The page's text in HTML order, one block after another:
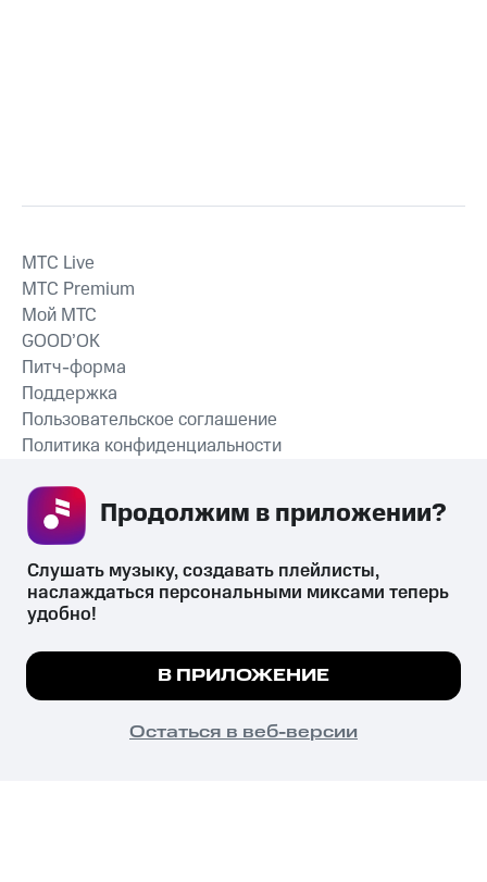
СКАЧАТЬ ПРИЛОЖЕНИЕ
MTС Live
MTС Premium
Мой МТС
GOOD’OK
Питч-форма
Поддержка
Пользовательское соглашение
Политика конфиденциальности
психотропных веществ, их аналогов причиняет вред здоровью,
их незаконный оборот запрещён и влечёт установленную
законодательством ответственность.
© 2026 ООО «КИОН».
Все права защищены
Мы используем куки, чтобы на сайте все
Подробнее
ПОНЯТНО
Слушать музыку, создавать плейлисты,
наслаждаться персональными миксами теперь
удобно!
В ПРИЛОЖЕНИЕ
Остаться в веб-версии